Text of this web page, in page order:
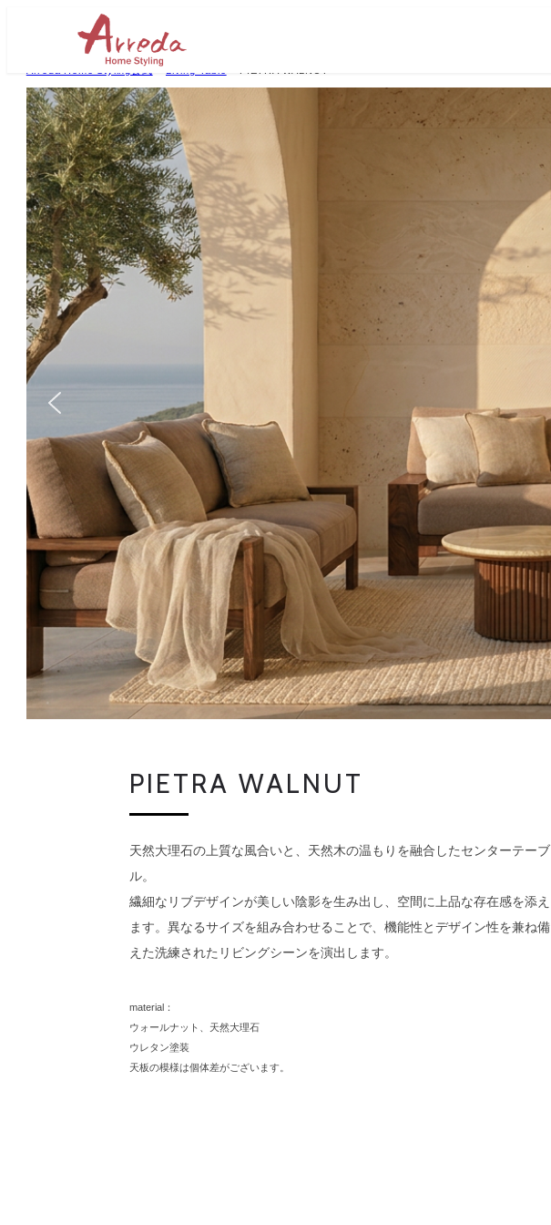
Arreda Home Styling公式 >
PI ETRA WALN UT
天然大理石の上質な風合いと、天然木の温もりを融合したセンターテーブ
ル。
繊細なリブデザインが美しい陰影を生み出し、空間に上品な存在感を添え
ます。異なるサイズを組み合わせることで、機能性とデザイン性を兼ね備
えた洗練されたリビングシーンを演出します。
material：
ウォールナット、天然大理石
ウレタン塗装
天板の模様は個体差がございます。